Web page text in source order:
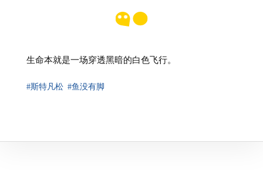
生命本就是一场穿透黑暗的白色飞行。
#斯特凡松 #鱼没有脚